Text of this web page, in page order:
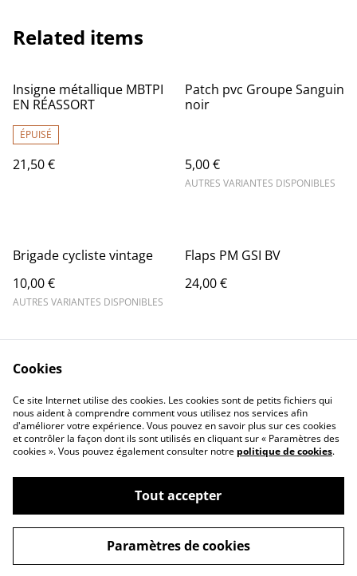
Related items
Insigne métallique MBTPI
EN RÉASSORT
ÉPUISÉ
21,50 €
Patch pvc Groupe Sanguin
noir
5,00 €
AUTRES VARIANTES DISPONIBLES
Brigade cycliste vintage
10,00 €
AUTRES VARIANTES DISPONIBLES
Flaps PM GSI BV
24,00 €
Contact Us
Legal Terms
Privacy Policy
Cookie Policy
©2026Concept Design Store
powered by
Cookies
Ce site Internet utilise des cookies. Les cookies sont de petits fichiers qui
nous aident à comprendre comment vous utilisez nos services afin
d'améliorer votre expérience. Vous pouvez en savoir plus sur ces cookies
et contrôler la façon dont ils sont utilisés en cliquant sur « Paramètres des
cookies ». Vous pouvez également consulter notre politique de cookies.
Tout accepter
Paramètres de cookies